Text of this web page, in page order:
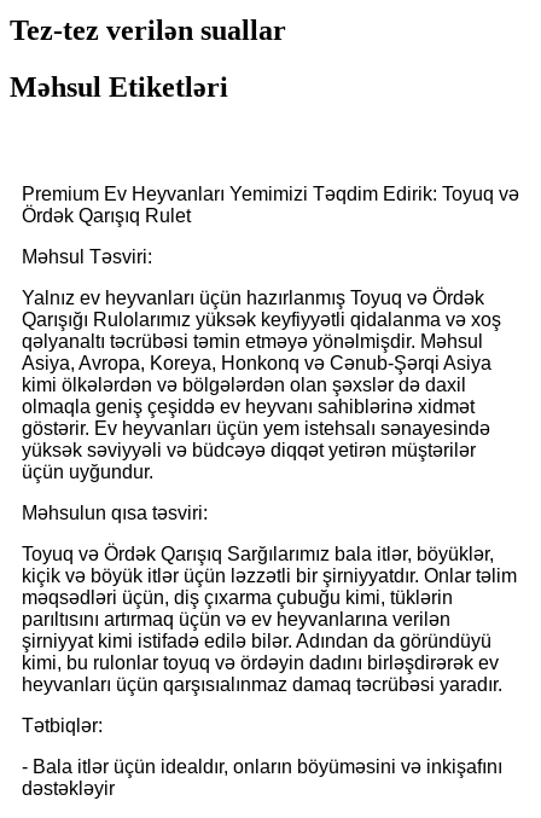
Tez-tez verilən suallar
Məhsul Etiketləri
Premium Ev Heyvanları Yemimizi Təqdim Edirik: Toyuq və
Ördək Qarışıq Rulet
Məhsul Təsviri:
Yalnız ev heyvanları üçün hazırlanmış Toyuq və Ördək
Qarışığı Rulolarımız yüksək keyfiyyətli qidalanma və xoş
qəlyanaltı təcrübəsi təmin etməyə yönəlmişdir. Məhsul
Asiya, Avropa, Koreya, Honkonq və Cənub-Şərqi Asiya
kimi ölkələrdən və bölgələrdən olan şəxslər də daxil
olmaqla geniş çeşiddə ev heyvanı sahiblərinə xidmət
göstərir. Ev heyvanları üçün yem istehsalı sənayesində
yüksək səviyyəli və büdcəyə diqqət yetirən müştərilər
üçün uyğundur.
Məhsulun qısa təsviri:
Toyuq və Ördək Qarışıq Sarğılarımız bala itlər, böyüklər,
kiçik və böyük itlər üçün ləzzətli bir şirniyyatdır. Onlar təlim
məqsədləri üçün, diş çıxarma çubuğu kimi, tüklərin
parıltısını artırmaq üçün və ev heyvanlarına verilən
şirniyyat kimi istifadə edilə bilər. Adından da göründüyü
kimi, bu rulonlar toyuq və ördəyin dadını birləşdirərək ev
heyvanları üçün qarşısıalınmaz damaq təcrübəsi yaradır.
Tətbiqlər:
- Bala itlər üçün idealdır, onların böyüməsini və inkişafını
dəstəkləyir